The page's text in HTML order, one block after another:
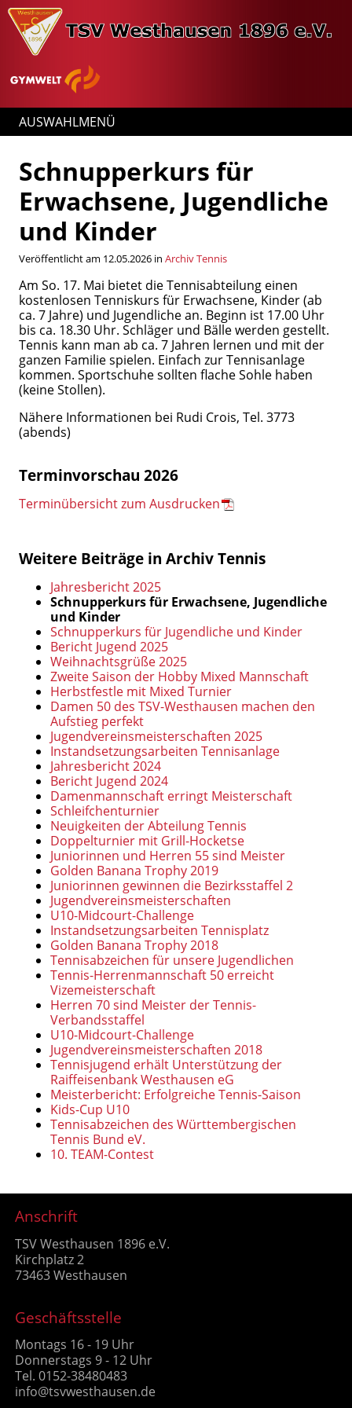
AUSWAHLMENÜ
Schnupperkurs für
Erwachsene, Jugendliche
und Kinder
Veröffentlicht am 12.05.2026 in Archiv Tennis
Am So. 17. Mai bietet die Tennisabteilung einen
kostenlosen Tenniskurs für Erwachsene, Kinder (ab
ca. 7 Jahre) und Jugendliche an. Beginn ist 17.00 Uhr
bis ca. 18.30 Uhr. Schläger und Bälle werden gestellt.
Tennis kann man ab ca. 7 Jahren lernen und mit der
ganzen Familie spielen. Einfach zur Tennisanlage
kommen. Sportschuhe sollten flache Sohle haben
(keine Stollen).
Nähere Informationen bei Rudi Crois, Tel. 3773
(abends)
Terminvorschau 2026
Terminübersicht zum Ausdrucken
Weitere Beiträge in Archiv Tennis
Jahresbericht 2025
Schnupperkurs für Erwachsene, Jugendliche
und Kinder
Schnupperkurs für Jugendliche und Kinder
Bericht Jugend 2025
Weihnachtsgrüße 2025
Zweite Saison der Hobby Mixed Mannschaft
Herbstfestle mit Mixed Turnier
Damen 50 des TSV-Westhausen machen den
Aufstieg perfekt
Jugendvereinsmeisterschaften 2025
Instandsetzungsarbeiten Tennisanlage
Jahresbericht 2024
Bericht Jugend 2024
Damenmannschaft erringt Meisterschaft
Schleifchenturnier
Neuigkeiten der Abteilung Tennis
Doppelturnier mit Grill-Hocketse
Juniorinnen und Herren 55 sind Meister
Golden Banana Trophy 2019
Juniorinnen gewinnen die Bezirksstaffel 2
Jugendvereinsmeisterschaften
U10-Midcourt-Challenge
Instandsetzungsarbeiten Tennisplatz
Golden Banana Trophy 2018
Tennisabzeichen für unsere Jugendlichen
Tennis-Herrenmannschaft 50 erreicht
Vizemeisterschaft
Herren 70 sind Meister der Tennis-
Verbandsstaffel
U10-Midcourt-Challenge
Jugendvereinsmeisterschaften 2018
Tennisjugend erhält Unterstützung der
Raiffeisenbank Westhausen eG
Meisterbericht: Erfolgreiche Tennis-Saison
Kids-Cup U10
Tennisabzeichen des Württembergischen
Tennis Bund eV.
10. TEAM-Contest
Anschrift
TSV Westhausen 1896 e.V.
Kirchplatz 2
73463 Westhausen
Geschäftsstelle
Montags 16 - 19 Uhr
Donnerstags 9 - 12 Uhr
Tel. 0152-38480483
info@tsvwesthausen.de